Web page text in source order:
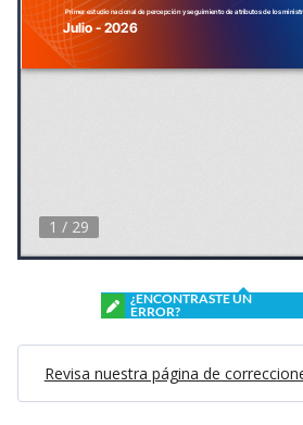
¿ENCONTRASTE UN
ERROR?
Revisa nuestra página de